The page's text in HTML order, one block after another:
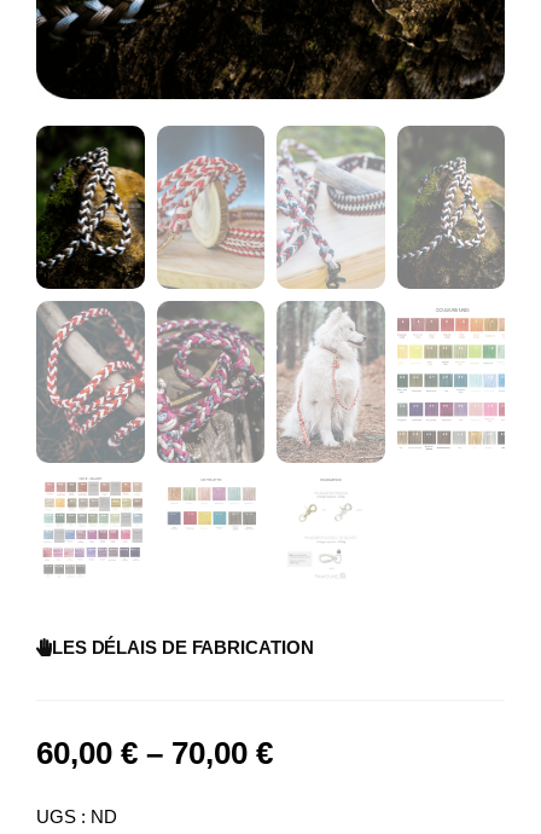
LES DÉLAIS DE FABRICATION
60,00 € – 70,00 €
UGS : ND